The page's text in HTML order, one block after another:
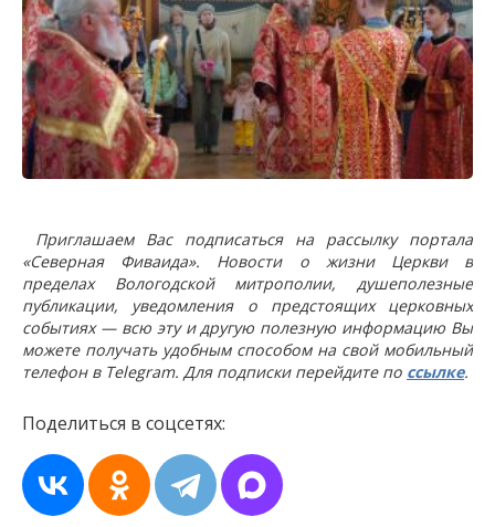
Приглашаем Вас подписаться на рассылку портала
«Северная Фиваида». Новости о жизни Церкви в
пределах Вологодской митрополии, душеполезные
публикации, уведомления о предстоящих церковных
событиях — всю эту и другую полезную информацию Вы
можете получать удобным способом на свой мобильный
телефон в Telegram. Для подписки перейдите по ссылке.
Поделиться в соцсетях: